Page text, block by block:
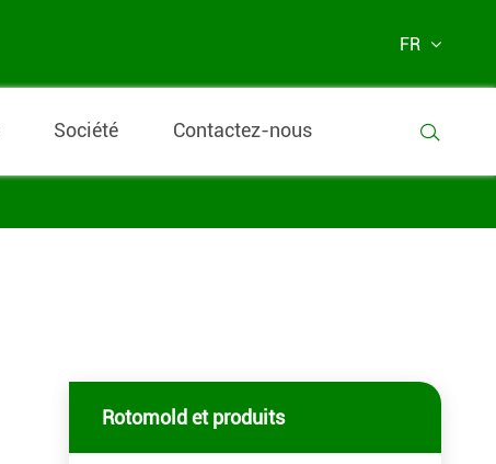
FR
Société Contactez-nous 
Rotomold et produits